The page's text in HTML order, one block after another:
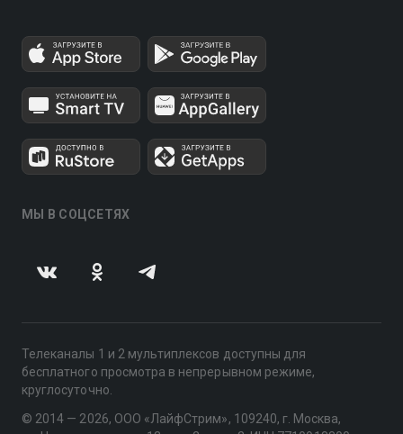
МЫ В СОЦСЕТЯХ
Телеканалы 1 и 2 мультиплексов доступны для
бесплатного просмотра в непрерывном режиме,
круглосуточно.
© 2014 — 2026, ООО «ЛайфСтрим», 109240, г. Москва,